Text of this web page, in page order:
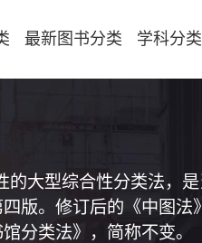
最新图书分类 学科分
的大型综合性分类法，是
版。修订后的《中图法
分类法》，简称不变。